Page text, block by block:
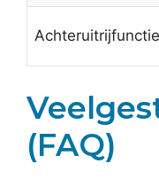
Achteruitrijfunctie
(FAQ)